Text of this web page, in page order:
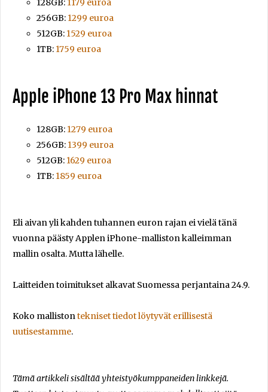
128GB: 1179 euroa
256GB: 1299 euroa
512GB: 1529 euroa
1TB: 1759 euroa
Apple iPhone 13 Pro Max hinnat
128GB: 1279 euroa
256GB: 1399 euroa
512GB: 1629 euroa
1TB: 1859 euroa
Eli aivan yli kahden tuhannen euron rajan ei vielä tänä
vuonna päästy Applen iPhone-malliston kalleimman
mallin osalta. Mutta lähelle.
Laitteiden toimitukset alkavat Suomessa perjantaina 24.9.
Koko mallistontekniset tiedot löytyvät erillisestä
uutisestamme.
Tämä artikkeli sisältää yhteistyökumppaneiden linkkejä.